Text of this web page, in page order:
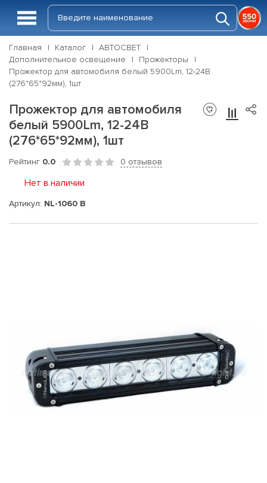
Главная Каталог
АВТОСВЕТ
Дополнительное освещение
Прожекторы
Прожектор для автомобиля белый 5900Lm, 12-24В
(276*65*92мм), 1шт
Прожектор для автомобиля
белый 5900Lm, 12-24В
(276*65*92мм), 1шт
Рейтинг 0.0 0 отзывов
Нет в наличии
Артикул: NL-1060 B